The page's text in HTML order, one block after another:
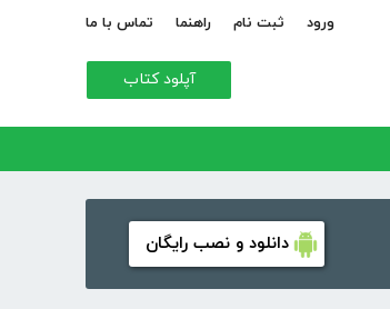
ورود ثبت نام راهنما تماس با ما
آپلود کتاب
دانلود و نصب رایگان